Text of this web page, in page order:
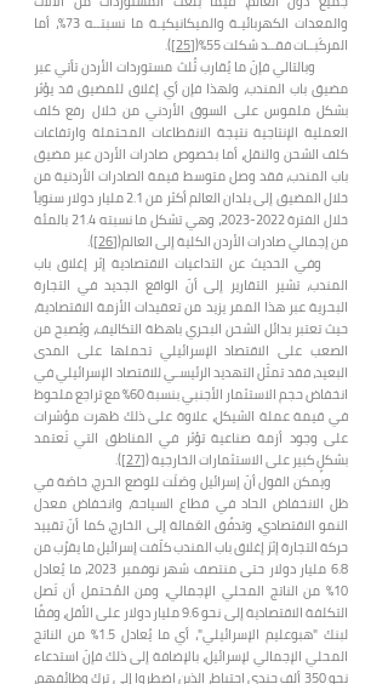
والمعدات الكهربائيـة والميكانيكيـة ما نسبتــه 73%، أما
المركَبــات فقــد شكلت 55%(
[25]
).
وبالتالي فإنّ ما يُقارب ثُلث مستوردات الأردن تأتي عبر
مضيق باب المندب، ولهذا فإن أي إغلاق للمضيق قد يؤثر
بشكل ملموس على السوق الأردني من خلال رفع كلف
العملية الإنتاجية نتيجة الانقطاعات المحتملة وارتفاعات
كلف الشحن والنقل، أما بخصوص صادرات الأردن عبر مضيق
باب المندب، فقد وصل متوسط قيمة الصادرات الأردنية من
خلال المضيق إلى بلدان العالم أكثر من 2.1 مليار دولار سنوياً
خلال الفترة2022-2023
، وهي تشكل ما نسبته 21.4 بالمئة
من إجمالي صادرات الأردن الكلية إلى العالم([26]
).
وفي الحديث عن التداعيات الاقتصادية إثر إغلاق باب
المندب، تشير التقارير إلى أنّ الواقع الجديد في التجارة
البحرية عبر هذا الممر يزيد من تعقيدات الأزمة الاقتصادية،
حيث تعتبر بدائل الشحن البحري باهظة التكاليف، ويُصبح من
الصعب على الاقتصاد الإسرائيلي تحملها على المدى
البعيد، فقد تمثّل التهديد الرئيسـي للاقتصاد الإسرائيلي في
انخفاض حجم الاستثمار الأجنبي بنسبة 60% مع تراجع ملحوظ
في قيمة عملة الشيكل، علاوة على ذلك ظهرت مؤشرات
على وجود أزمة صناعية تؤثر في المناطق التي تَعتمد
بشكلٍ كبير على الاستثمارات الخارجية ([27]
).
ويمكن القول أنّ إسرائيل وصَلَت للوضع الحرج، خاصَة في
ظل الانخفاض الحاد في قطاع السياحة، وانخفاض معدل
النمو الاقتصادي، وتدفُق العَمالة إلى الخارج، كما أنّ تقييد
حركة التجارة إثرَ إغلاق باب المندب كلّفت إسرائيل ما يقرُب من
6.8 مليار دولار حتى منتصف شهر نوفمبر 2023، ما يُعادل
10% من الناتج المحلي الإجمالي، ومن المُحتمل أن تَصل
التكلفة الاقتصادية إلى نحو 9.6 مليار دولار على الأقل، وفقًا
لبنك "هبوعليم الإسرائيلي"، أي ما يُعادل 1.5% من الناتج
المحلي الإجمالي لإسرائيل، بالإضافة إلى ذلك فإنّ استدعاء
نحو 350 ألف جندي احتياط، الذين اضطروا إلى ترك وظائفهم،